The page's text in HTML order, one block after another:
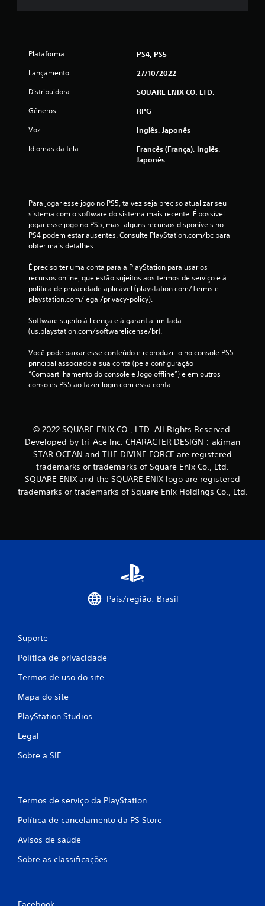
c
Plataforma: PS4, PS5
Lançamento: 27/10/2022
Distribuidora: SQUARE ENIX CO. LTD.
Gêneros: RPG
Voz: Inglês, Japonês
Idiomas da tela:
Francês (França), Inglês,
Japonês
Para jogar esse jogo no PS5, talvez seja preciso atualizar seu
sistema com o software do sistema mais recente. É possível
jogar esse jogo no PS5, mas  alguns recursos disponíveis no
PS4 podem estar ausentes. Consulte PlayStation.com/bc para
obter mais detalhes.
É preciso ter uma conta para a PlayStation para usar os
recursos online, que estão sujeitos aos termos de serviço e à
política de privacidade aplicável (playstation.com/Terms e
playstation.com/legal/privacy-policy).
Software sujeito à licença e à garantia limitada
(us.playstation.com/softwarelicense/br).
Você pode baixar esse conteúdo e reproduzi-lo no console PS5
principal associado à sua conta (pela configuração
“Compartilhamento do console e Jogo offline”) e em outros
consoles PS5 ao fazer login com essa conta.
© 2022 SQUARE ENIX CO., LTD. All Rights Reserved.
Developed by tri-Ace Inc. CHARACTER DESIGN：akiman
STAR OCEAN and THE DIVINE FORCE are registered
trademarks or trademarks of Square Enix Co., Ltd.
SQUARE ENIX and the SQUARE ENIX logo are registered
trademarks or trademarks of Square Enix Holdings Co., Ltd.
País/região: Brasil
Suporte
Política de privacidade
Termos de uso do site
Mapa do site
PlayStation Studios
Legal
Sobre a SIE
Termos de serviço da PlayStation
Política de cancelamento da PS Store
Avisos de saúde
Sobre as classificações